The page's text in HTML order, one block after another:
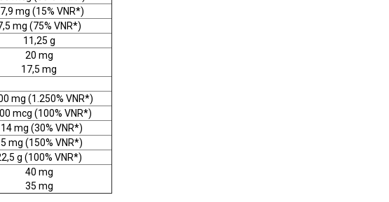
mg (15% VNR*)
mg (75% VNR*)
11,25 g
20 mg
17,5 mg
mg (1.250% VNR*)
mcg (100% VNR*)
mg (30% VNR*)
mg (150% VNR*)
g (100% VNR*)
40 mg
35 mg